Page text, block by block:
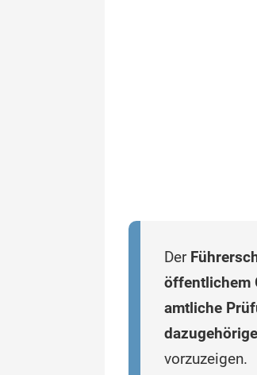
Der
öffentlichem
amtliche
vorzuzeigen.